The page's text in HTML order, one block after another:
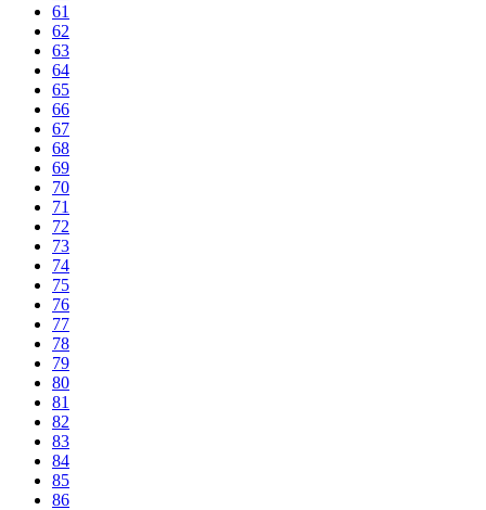
61
62
63
64
65
66
67
68
69
70
71
72
73
74
75
76
77
78
79
80
81
82
83
84
85
86